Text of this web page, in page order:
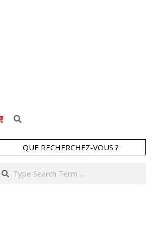
Search
QUE RECHERCHEZ-VOUS ?
Search